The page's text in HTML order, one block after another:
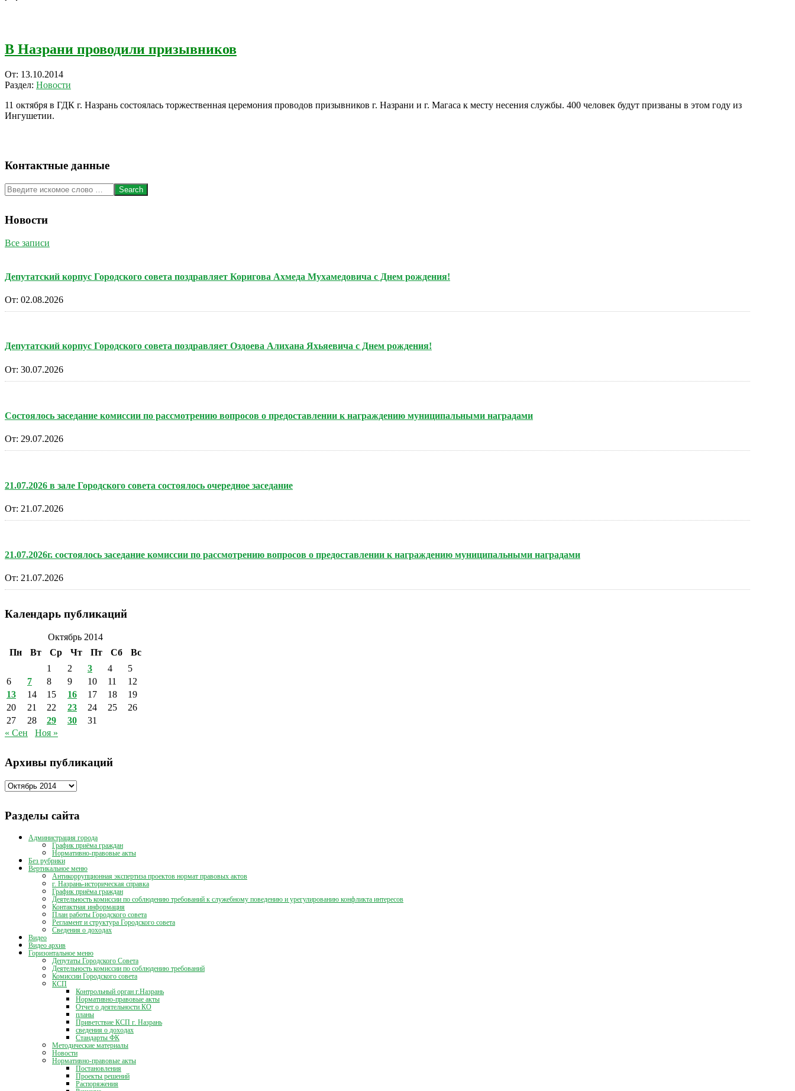
В Назрани проводили призывников
2014-
10-
От: 13.10.2014
Раздел: Новости
11 октября в ГДК г. Назрань состоялась торжественная церемония проводов призывников г. Назрани и г. Магаса к месту несения службы. 400 человек будут призваны в этом году из
Ингушетии.
Контактные данные
Search
Новости
Все записи
Депутатский корпус Городского совета поздравляет Коригова Ахмеда Мухамедовича с Днем рождения!
От: 02.08.2026
Депутатский корпус Городского совета поздравляет Оздоева Алихана Яхьяевича с Днем рождения!
От: 30.07.2026
Состоялось заседание комиссии по рассмотрению вопросов о предоставлении к награждению муниципальными наградами
От: 29.07.2026
21.07.2026 в зале Городского совета состоялось очередное заседание
От: 21.07.2026
21.07.2026г. состоялось заседание комиссии по рассмотрению вопросов о предоставлении к награждению муниципальными наградами
От: 21.07.2026
Календарь публикаций
Октябрь 2014
Пн
Вт Ср Чт Пт Сб
Вс
1
2 3 4
5
6
7 8 9 10 11
12
13
14 15 16 17 18
19
20
21 22 23 24 25
26
27
28 29 30
31
« Сен
Ноя »
Архивы публикаций
Архивы
Разделы сайта
Администрация города
График приёма граждан
Нормативно-правовые акты
Без рубрики
Вертикальное меню
Антикоррупционная экспертиза проектов нормат правовых актов
г. Назрань-историческая справка
График приёма граждан
Деятельность комиссии по соблюдению требований к служебному поведению и урегулированию конфликта интересов
Контактная информация
План работы Городского совета
Регламент и структура Городского совета
Сведения о доходах
Видео
Видео архив
Горизонтальное меню
Депутаты Городского Совета
Деятельность комиссии по соблюдению требований
Комиссии Городского совета
КСП
Контрольный орган г.Назрань
Нормативно-правовые акты
Отчет о деятельности КО
планы
Приветствие КСП г. Назрань
сведения о доходах
Стандарты ФК
Методические материалы
Новости
Нормативно-правовые акты
Постановления
Проекты решений
Распоряжения